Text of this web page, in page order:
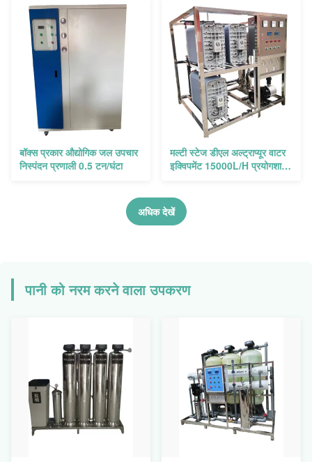
बॉक्स प्रकार औद्योगिक जल उपचार
निस्पंदन प्रणाली 0.5 टन/घंटा
मल्टी स्टेज डीएल अल्ट्राप्यूर वाटर
इक्विपमेंट 15000L/H प्रयोगशाला
अधिक देखें
पानी को नरम करने वाला उपकरण